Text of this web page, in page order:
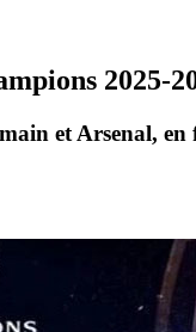
2025-
et Arsenal, en